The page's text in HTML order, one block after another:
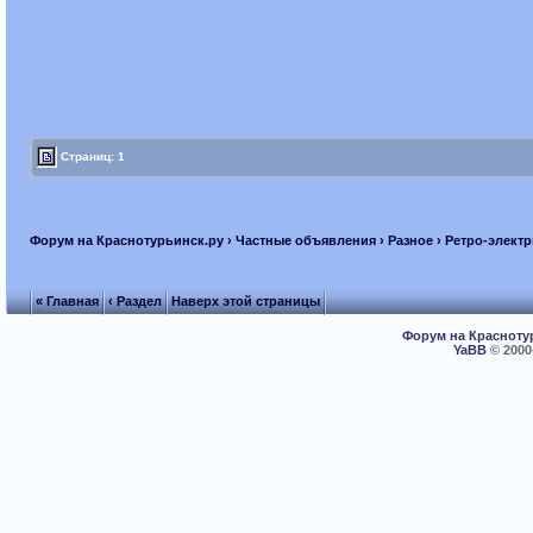
Страниц: 1
Форум на Краснотурьинск.ру› Частные объявления› Разное› Ретро-
« Главная ‹ Раздел Наверх этой страницы
Форум на
YaBB©